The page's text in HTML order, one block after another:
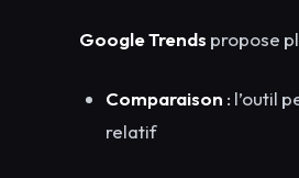
Google Trends propose
Comparaison : l’outil
relatif